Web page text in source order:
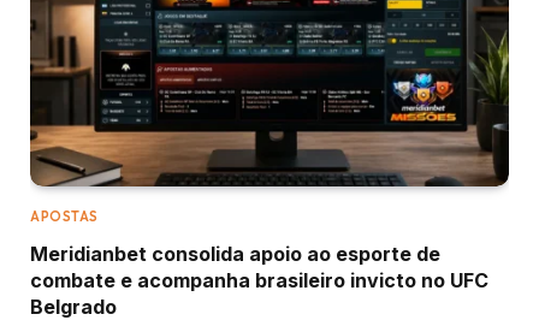
APOSTAS
Meridianbet consolida apoio ao esporte de
combate e acompanha brasileiro invicto no UFC
Belgrado